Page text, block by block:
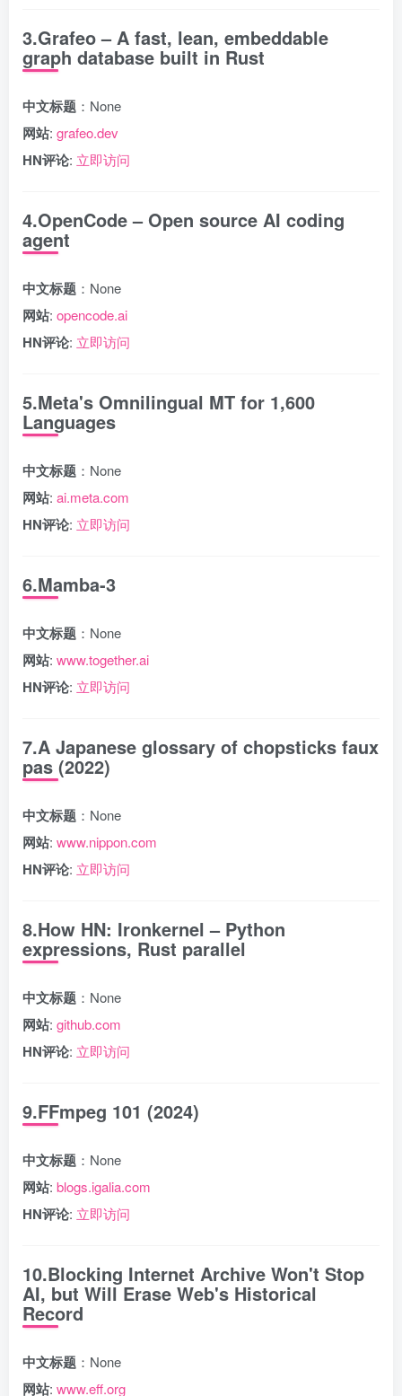
3.Grafeo – A fast, lean, embeddable
graph database built in Rust
中文标题 ：None
网站: grafeo.dev
HN评论: 立即访问
4.OpenCode – Open source AI coding
agent
中文标题 ：None
网站: opencode.ai
HN评论: 立即访问
5.Meta's Omnilingual MT for 1,600
Languages
中文标题 ：None
网站: ai.meta.com
HN评论: 立即访问
6.Mamba-3
中文标题 ：None
网站: www.together.ai
HN评论: 立即访问
7.A Japanese glossary of chopsticks faux
pas (2022)
中文标题 ：None
网站: www.nippon.com
HN评论: 立即访问
8.How HN: Ironkernel – Python
expressions, Rust parallel
中文标题 ：None
网站: github.com
HN评论: 立即访问
9.FFmpeg 101 (2024)
中文标题 ：None
网站: blogs.igalia.com
HN评论: 立即访问
10.Blocking Internet Archive Won't Stop
AI, but Will Erase Web's Historical
Record
中文标题 ：None
网站: www.eff.org